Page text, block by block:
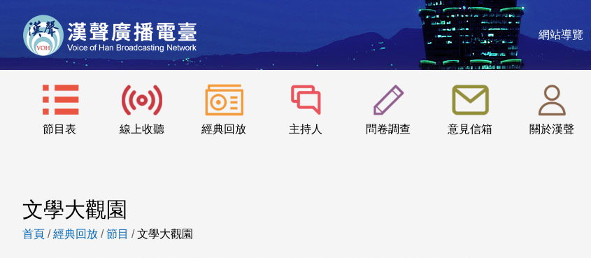
網站導覽
節目表 線上收聽 經典回放 主持人 問卷調查 意見信箱 關於漢聲
:::
文學大觀園
首頁 /經典回放 /節目 /文學大觀園